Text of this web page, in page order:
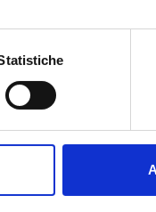
su aree
Archiviato